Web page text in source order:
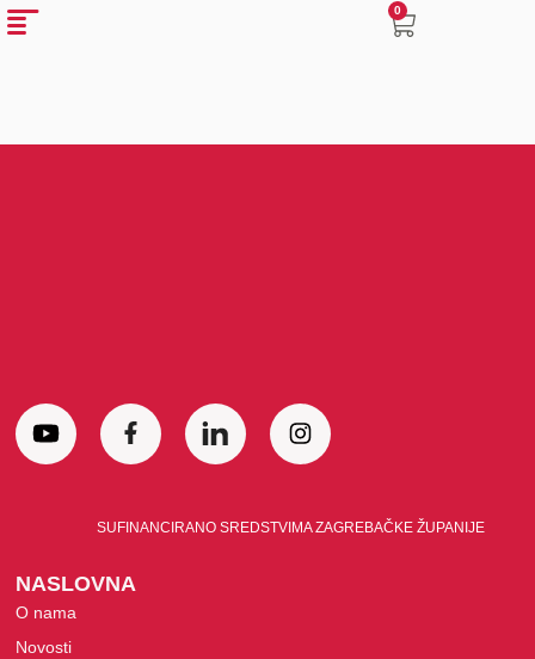
0
SUFINANCIRANO SREDSTVIMA ZAGREBAČKE ŽUPANIJE
NASLOVNA
O nama
Novosti